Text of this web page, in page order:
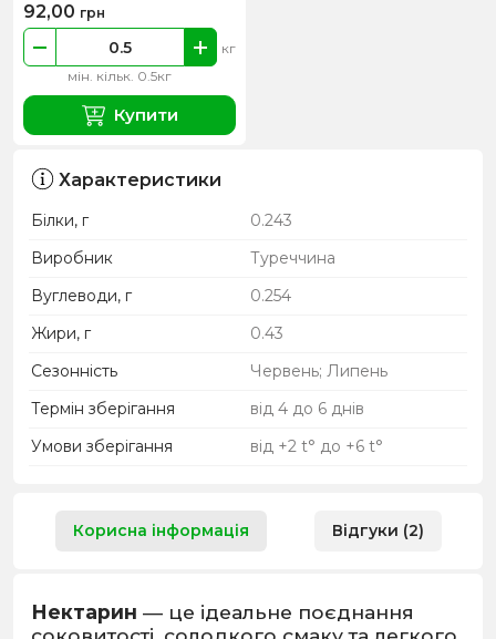
мін. кільк. 0.5кг
кг
92,00 грн
Купити
Характеристики
Білки, г
0.243
Виробник
Туреччина
Вуглеводи, г
0.254
Жири, г
0.43
Сезонність
Червень; Липень
Термін зберігання
від 4 до 6 днів
Умови зберігання
від +2 t° до +6 t°
Корисна інформація Відгуки (2)
Нектарин — це ідеальне поєднання